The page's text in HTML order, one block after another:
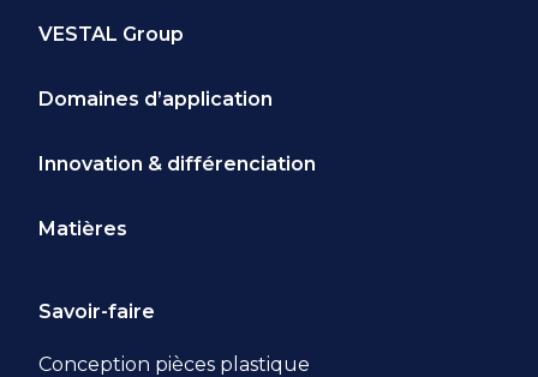
VESTAL Group
Domaines d’application
Innovation & différenciation
Matières
Savoir-faire
Conception pièces plastique